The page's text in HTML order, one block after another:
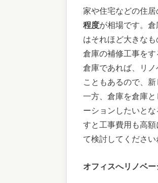
家や住宅などの住居
程度が相場です。
はそれほど大きな
倉庫の補修工事を
倉庫であれば、リ
こともあるので、
一方、倉庫を倉庫
ーションしたいと
すと工事費用も高額
て検討してください
オフィスへリノベ